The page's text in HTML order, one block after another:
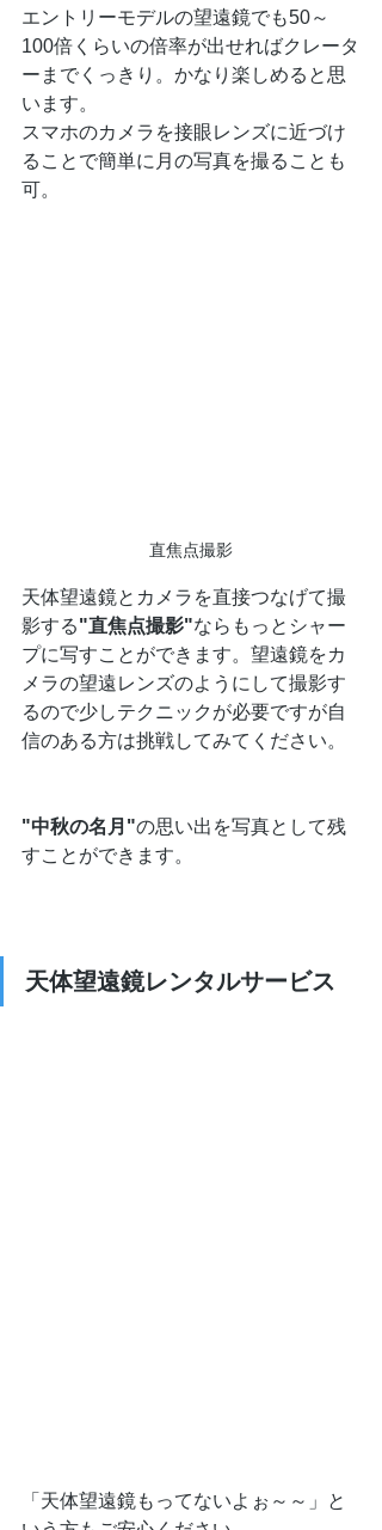
エントリーモデルの望遠鏡でも50～
100倍くらいの倍率が出せればクレータ
ーまでくっきり。かなり楽しめると思
います。
スマホのカメラを接眼レンズに近づけ
ることで簡単に月の写真を撮ることも
可。
直焦点撮影
天体望遠鏡とカメラを直接つなげて撮
影する"直焦点撮影"ならもっとシャー
プに写すことができます。望遠鏡をカ
メラの望遠レンズのようにして撮影す
るので少しテクニックが必要ですが自
信のある方は挑戦してみてください。
"中秋の名月"の思い出を写真として残
すことができます。
天体望遠鏡レンタルサービス
「天体望遠鏡もってないよぉ～～」と